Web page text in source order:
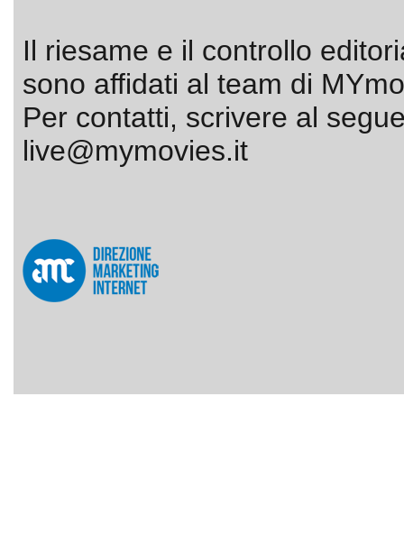
Il riesame e il controllo
sono affidati al team di
Per contatti, scrivere al
live@mymovies.it